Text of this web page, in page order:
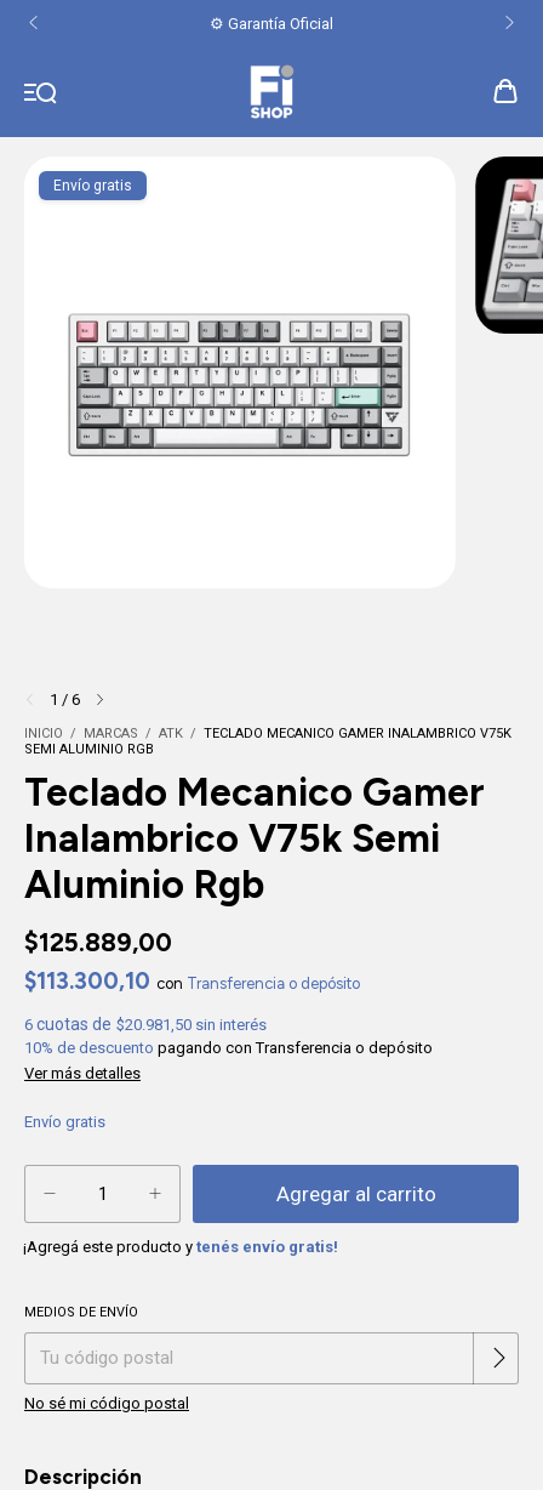
⚙️ Garantía Oficial
Envío gratis
1 / 6
INICIO / MARCAS / ATK / TECLADO MECANICO GAMER INALAMBRICO V75K
SEMI ALUMINIO RGB
Teclado Mecanico Gamer
Inalambrico V75k Semi
Aluminio Rgb
$125.889,00
$113.300,10 con Transferencia o depósito
6 $20.981,50 sin interés
10% de descuento pagando con Transferencia o depósito
Ver más detalles
Envío gratis
¡Agregá este producto y tenés envío gratis!
Entregas para el CP:
MEDIOS DE ENVÍO
No sé mi código postal
Descripción